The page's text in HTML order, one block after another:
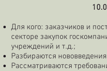
Для кого: заказчиков и
секторе закупок
учреждений и т.д.;
Разбираются
Рассматриваются